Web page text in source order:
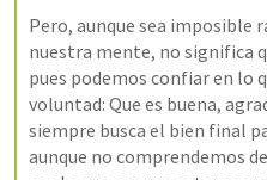
Pero, aunque sea imposible
nuestra mente, no significa
pues podemos confiar en lo
voluntad: Que es buena,
siempre busca el bien final
aunque no comprendemos